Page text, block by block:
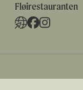
Fløirestauranten